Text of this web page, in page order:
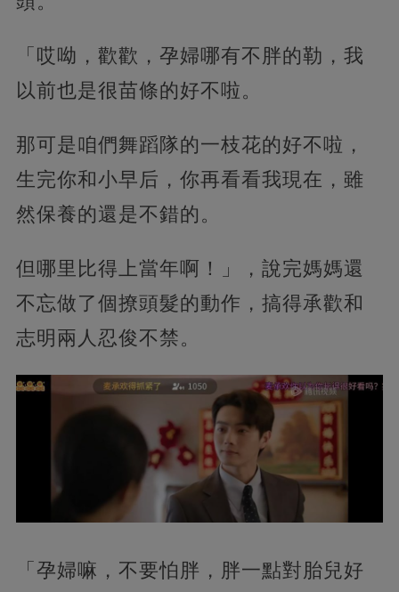
「哎呦，歡歡，孕婦哪有不胖的勒，我
以前也是很苗條的好不啦。
那可是咱們舞蹈隊的一枝花的好不啦，
生完你和小早后，你再看看我現在，雖
然保養的還是不錯的。
但哪里比得上當年啊！」，說完媽媽還
不忘做了個撩頭髮的動作，搞得承歡和
志明兩人忍俊不禁。
「孕婦嘛，不要怕胖，胖一點對胎兒好